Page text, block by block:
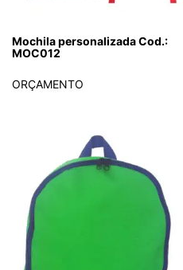
Mochila personalizada Cod.:
MOC012
ORÇAMENTO